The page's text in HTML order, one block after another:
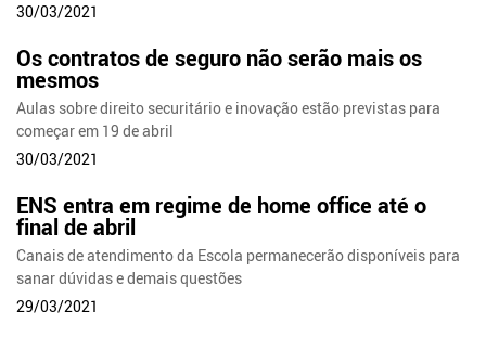
30/03/2021
Os contratos de seguro não serão mais os
mesmos
Aulas sobre direito securitário e inovação estão previstas para
começar em 19 de abril
30/03/2021
ENS entra em regime de home office até o
final de abril
Canais de atendimento da Escola permanecerão disponíveis para
sanar dúvidas e demais questões
29/03/2021